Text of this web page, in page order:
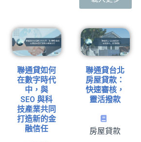
聯通貸如何
在數字時代
中，與
SEO 與科
技產業共同
打造新的金
融信任
聯通貸台北
房屋貸款：
快速審核，
靈活撥款
房屋貸款